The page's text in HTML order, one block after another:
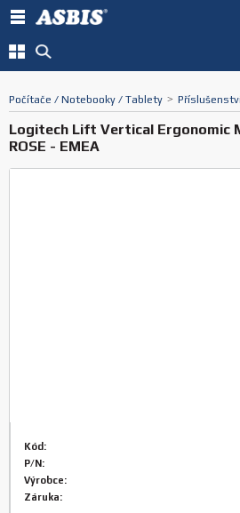
Počítače / Notebooky / Tablety >
Logitech Lift Vertical Ergonomic
ROSE - EMEA
Kód:
P/N:
Výrobce:
Záruka: